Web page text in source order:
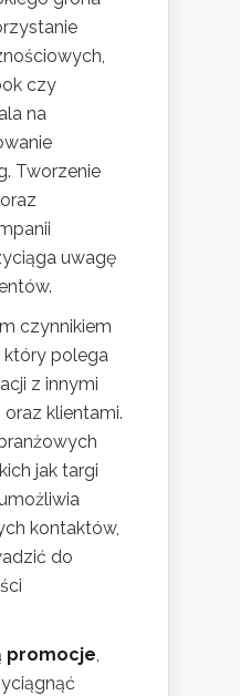
czy
na
Tworzenie
uwagę
czynnikiem
który polega
z innymi
klientami.
jak targi
kontaktów,
do
promocje,